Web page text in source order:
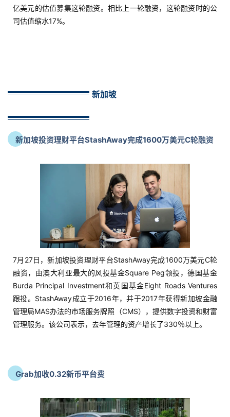
亿美元的估值募集这轮融资。相比上一轮融资，这轮融资时的公
司估值缩水17%。
新加坡
新加坡投资理财平台StashAway完成1600万美元C轮融资
7月27日，新加坡投资理财平台StashAway完成1600万美元C轮
融资，由澳大利亚最大的风投基金Square Peg领投，德国基金
Burda Principal Investment和英国基金Eight Roads Ventures
跟投。StashAway成立于2016年，并于2017年获得新加坡金融
管理局MAS办法的市场服务牌照（CMS），提供数字投资和财富
管理服务。该公司表示，去年管理的资产增长了330％以上。
Grab加收0.32新币平台费